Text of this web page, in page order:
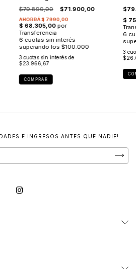
$79.890,00 $71.900,00
3 cuotas sin interés de
$23.966,67
COMPRAR
3
E INGRESOS ANTES QUE NADIE!